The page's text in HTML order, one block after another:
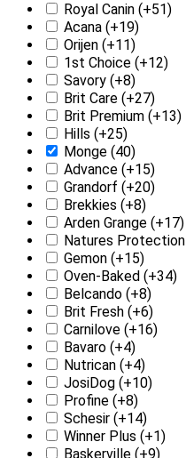
Royal Canin (+51)
Acana (+19)
Orijen (+11)
1st Choice (+12)
Savory (+8)
Brit Care (+27)
Brit Premium (+13)
Hills (+25)
Monge (40)
Advance (+15)
Grandorf (+20)
Brekkies (+8)
Arden Grange (+17)
Natures Protection
Gemon (+15)
Oven-Baked (+34)
Belcando (+8)
Brit Fresh (+6)
Carnilove (+16)
Bavaro (+4)
Nutrican (+4)
JosiDog (+10)
Profine (+8)
Schesir (+14)
Winner Plus (+1)
Baskerville (+9)